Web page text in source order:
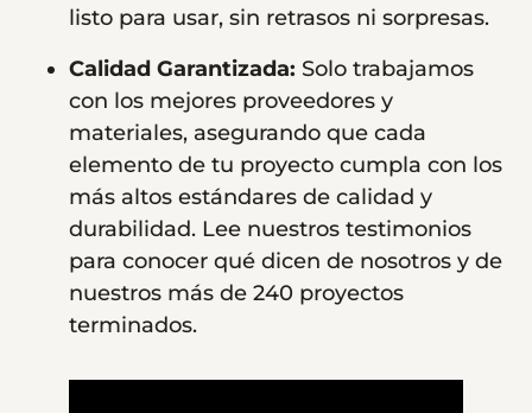
listo para usar, sin retrasos ni sorpresas.
Calidad Garantizada: Solo trabajamos
con los mejores proveedores y
materiales, asegurando que cada
elemento de tu proyecto cumpla con los
más altos estándares de calidad y
durabilidad. Lee nuestros testimonios
para conocer qué dicen de nosotros y de
nuestros más de 240 proyectos
terminados.